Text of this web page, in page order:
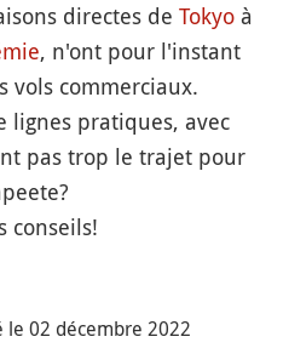
directes de Tokyo à
, n'ont pour l'instant
vols commerciaux.
lignes pratiques, avec
pas trop le trajet pour
conseils!
le 02 décembre 2022